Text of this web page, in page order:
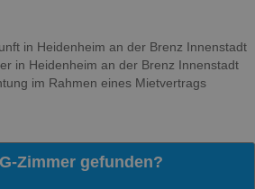
in Heidenheim an der Brenz Innenstadt
in Heidenheim an der Brenz Innenstadt
im Rahmen eines Mietvertrags
Zimmer gefunden?